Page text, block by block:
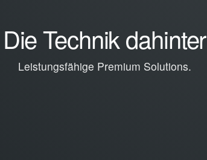
Die Technik dahinter
Leistungsfähige Premium Solutions.